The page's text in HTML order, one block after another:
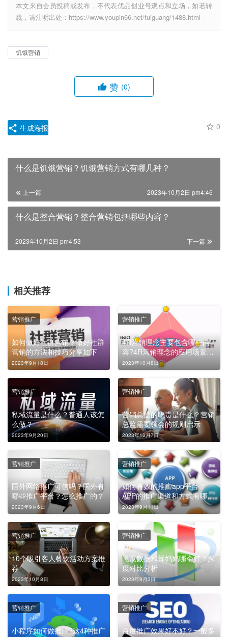
本文来自会员投稿或发布，不代表优品创业号观点和立场，如若转
载，请注明出处：https://www.youpin66.net/tuiguang/1488.html
饥饿营销
赞 (0)
0
生成海报
什么是饥饿营销？饥饿营销方式有哪几种？
上一篇 2023年10月2日 pm4:46
什么是整合营销？整合营销包括哪些内容？
下一篇
2023年10月2日 pm4:53
相关推荐
如何做好社群营销？做好社群
营销的方法和技巧分享如下
2023年9月18日
营销推广
4R营销理念主要包含哪些内
容?4R营销理念的应用场景有
哪些？
2023年10月8日
营销推广
私域流量是什么？普通人该怎
么做？
2023年9月20日
营销推广
营销总监的职责是什么？营销
总监需要领会的规则启示
2023年10月7日
营销推广
国外网络推广可信吗？国外有
哪些推广平台？怎么推广的？
2023年9月6日
营销推广
如何有效的推广app平台？
APP的推广渠道和方式有哪
些？
2023年9月11日
营销推广
10个吸引客人餐饮活动方案推
荐
2023年10月8日
营销推广
飞瓜数据和蝉妈妈哪个好？深
度对比分析
2023年9月3日
营销推广
小程序如何做推广?这4种推广
营销推广
百度推广效果好不好？一般多
营销推广